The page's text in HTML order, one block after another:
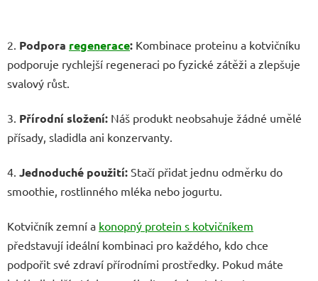
2. Podpora regenerace: Kombinace proteinu a kotvičníku
podporuje rychlejší regeneraci po fyzické zátěži a zlepšuje
svalový růst.
3. Přírodní složení: Náš produkt neobsahuje žádné umělé
přísady, sladidla ani konzervanty.
4. Jednoduché použití: Stačí přidat jednu odměrku do
smoothie, rostlinného mléka nebo jogurtu.
Kotvičník zemní a konopný protein s kotvičníkem
představují ideální kombinaci pro každého, kdo chce
podpořit své zdraví přírodními prostředky. Pokud máte